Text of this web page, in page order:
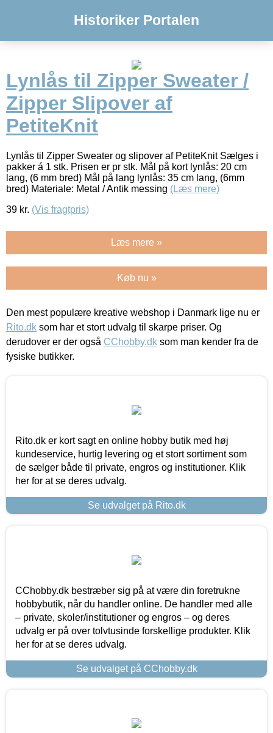
Historiker Portalen
Lynlås til Zipper Sweater /
Zipper Slipover af
PetiteKnit
Lynlås til Zipper Sweater og slipover af PetiteKnit Sælges i
pakker á 1 stk. Prisen er pr stk. Mål på kort lynlås: 20 cm
lang, (6 mm bred) Mål på lang lynlås: 35 cm lang, (6mm
bred) Materiale: Metal / Antik messing (Læs mere)
39 kr. (Vis fragtpris)
Læs mere »
Køb nu »
Den mest populære kreative webshop i Danmark lige nu er
Rito.dk som har et stort udvalg til skarpe priser. Og
derudover er der også CChobby.dk som man kender fra de
fysiske butikker.
Rito.dk er kort sagt en online hobby butik med høj
kundeservice, hurtig levering og et stort sortiment som
de sælger både til private, engros og institutioner. Klik
her for at se deres udvalg.
Se udvalget på Rito.dk
CChobby.dk bestræber sig på at være din foretrukne
hobbybutik, når du handler online. De handler med alle
– private, skoler/institutioner og engros – og deres
udvalg er på over tolvtusinde forskellige produkter. Klik
her for at se deres udvalg.
Se udvalget på CChobby.dk